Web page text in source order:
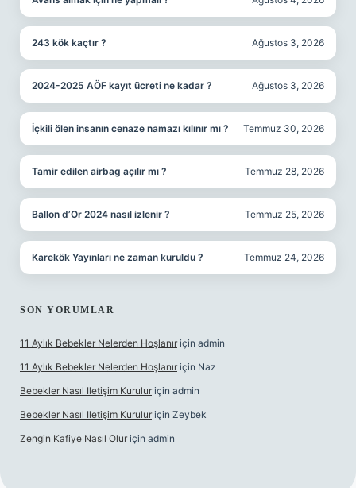
243 kök kaçtır ? Ağustos 3, 2026
2024-2025 AÖF kayıt ücreti ne kadar ? Ağustos 3, 2026
İçkili ölen insanın cenaze namazı kılınır mı ? Temmuz 30, 2026
Tamir edilen airbag açılır mı ? Temmuz 28, 2026
Ballon d’Or 2024 nasıl izlenir ? Temmuz 25, 2026
Karekök Yayınları ne zaman kuruldu ? Temmuz 24, 2026
SON YORUMLAR
11 Aylık Bebekler Nelerden Hoşlanır için admin
11 Aylık Bebekler Nelerden Hoşlanır için Naz
Bebekler Nasıl Iletişim Kurulur için admin
Bebekler Nasıl Iletişim Kurulur için Zeybek
Zengin Kafiye Nasıl Olur için admin